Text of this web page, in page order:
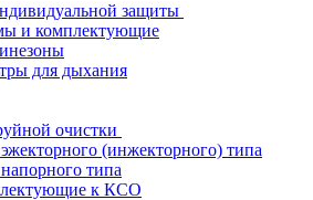
защиты
и комплектующие
для дыхания
очистки
(инжекторного) типа
типа
к КСО